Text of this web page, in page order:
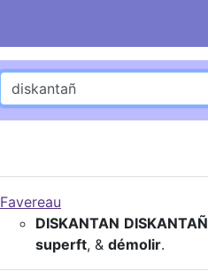
Favereau
DISKANTAN DISKANTAÑ
superft, & démolir.